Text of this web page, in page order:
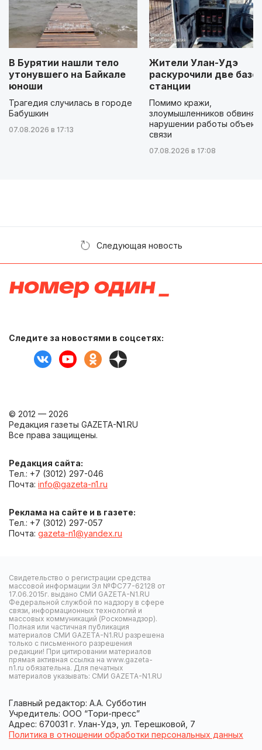
В Бурятии нашли тело
утонувшего на Байкале
юноши
Трагедия случилась в городе
Бабушкин
07.08.2026 в 17:13
Жители Улан-Удэ
раскурочили две
станции
Помимо кражи,
злоумышленников
нарушении работы
связи
07.08.2026 в 17:08
Следующая новость
Следите за новостями в соцсетях:
© 2012 — 2026
Редакция газеты GAZETA-N1.RU
Все права защищены.
Редакция сайта:
Тел.: +7 (3012) 297-046
Почта: info@gazeta-n1.ru
Реклама на сайте и в газете:
Тел.: +7 (3012) 297-057
Почта: gazeta-n1@yandex.ru
Свидетельство о регистрации средства
массовой информации Эл №ФС77-62128 от
17.06.2015г. выдано СМИ GAZETA-N1.RU
Федеральной службой по надзору в сфере
связи, информационных технологий и
массовых коммуникаций (Роскомнадзор).
Полная или частичная публикация
материалов СМИ GAZETA-N1.RU разрешена
только с письменного разрешения
редакции! При цитировании материалов
прямая активная ссылка на www.gazeta-
n1.ru обязательна. Для печатных
материалов указывать: СМИ GAZETA-N1.RU
Главный редактор: А.А. Субботин
Учредитель: ООО “Тори-пресс”
Адрес: 670031 г. Улан-Удэ, ул. Терешковой, 7
Политика в отношении обработки персональных данных